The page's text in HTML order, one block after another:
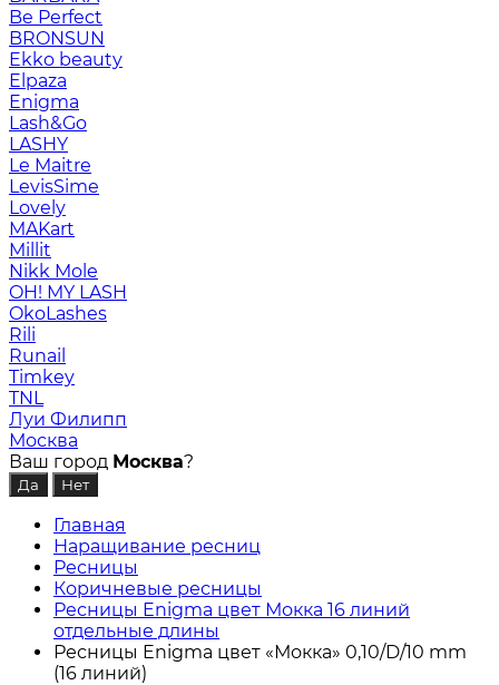
Be Perfect
BRONSUN
Ekko beauty
Elpaza
Enigma
Lash&Go
LASHY
Le Maitre
LevisSime
Lovely
MAKart
Millit
Nikk Mole
OH! MY LASH
OkoLashes
Rili
Runail
Timkey
TNL
Луи Филипп
Москва
Ваш город Москва?
Главная
Наращивание ресниц
Ресницы
Коричневые ресницы
Ресницы Enigma цвет Мокка 16 линий
отдельные длины
Ресницы Enigma цвет «Мокка» 0,10/D/10 mm
(16 линий)